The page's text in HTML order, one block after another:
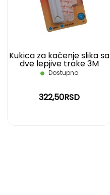
Kukica za kačenje slika sa
dve lepjive trake 3M
Dostupno
322,50RSD